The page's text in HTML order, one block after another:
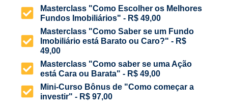
Masterclass "Como Escolher os Melhores
Fundos Imobiliários" - R$ 49,00
Masterclass "Como Saber se um Fundo
Imobiliário está Barato ou Caro?" - R$
49,00
Masterclass "Como saber se uma Ação
está Cara ou Barata" - R$ 49,00
Mini-Curso Bônus de "Como começar a
investir" - R$ 97,00